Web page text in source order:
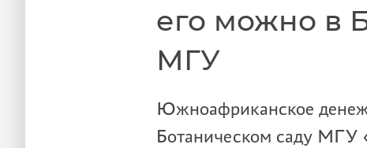
его можно в
МГУ
Южноафриканское
Ботаническом саду МГУ